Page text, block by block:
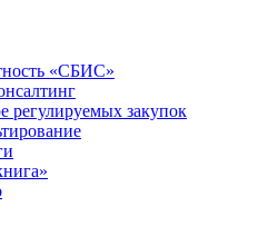
«СБИС»
регулируемых закупок